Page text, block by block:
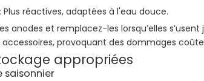
réactives, adaptées à l'eau douce.
anodes et remplacez-les lorsqu’elles
provoquant des dommages
appropriées
saisonnier